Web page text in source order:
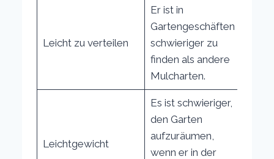
Leicht zu verteilen
Er ist in
Gartengeschäften
schwieriger zu
finden als andere
Mulcharten.
Leichtgewicht
Es ist schwieriger,
den Garten
aufzuräumen,
wenn er in der